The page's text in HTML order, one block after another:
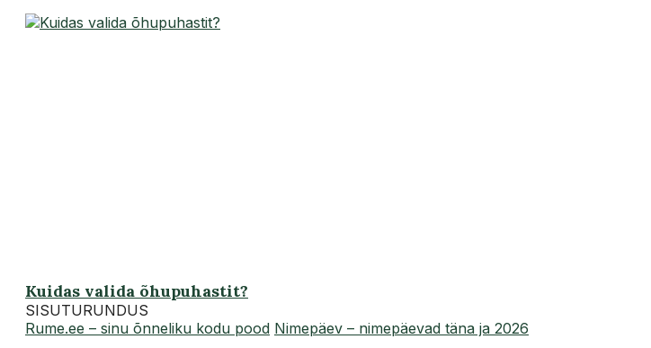
Kuidas valida õhupuhastit?
SISUTURUNDUS
Rume.ee – sinu õnneliku kodu pood Nimepäev – nimepäevad täna ja 2026